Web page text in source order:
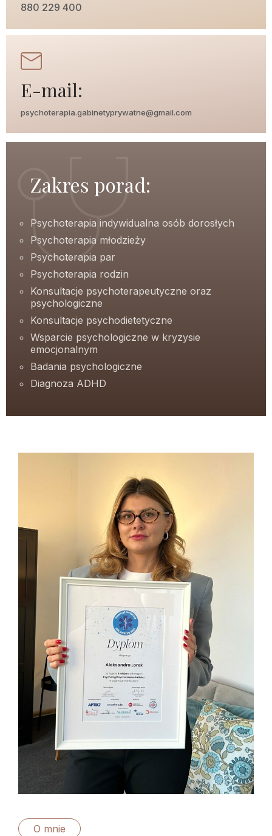
880 229 400
E-mail:
psychoterapia.gabinetyprywatne@gmail.com
Zakres porad:
Psychoterapia indywidualna osób dorosłych
Psychoterapia młodzieży
Psychoterapia par
Psychoterapia rodzin
Konsultacje psychoterapeutyczne oraz
psychologiczne
Konsultacje psychodietetyczne
Wsparcie psychologiczne w kryzysie
emocjonalnym
Badania psychologiczne
Diagnoza ADHD
O mnie